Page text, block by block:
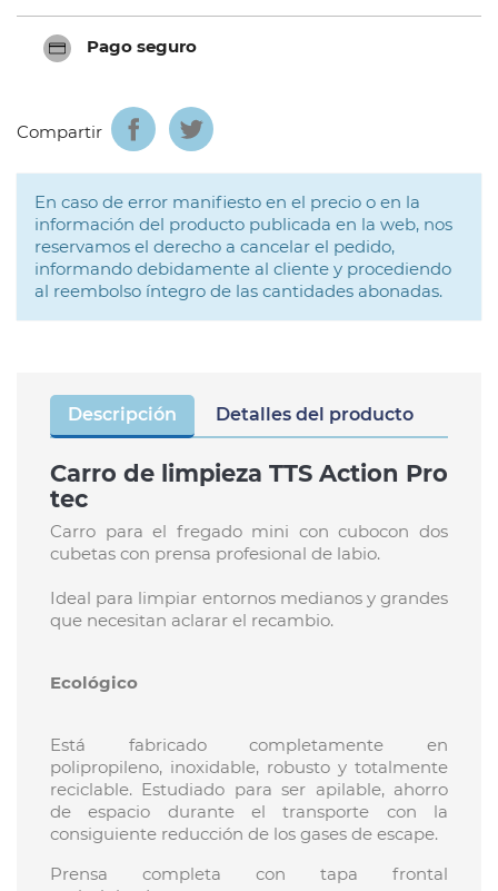
Pago seguro
Compartir
En caso de error manifiesto en el precio o en la
información del producto publicada en la web, nos
reservamos el derecho a cancelar el pedido,
informando debidamente al cliente y procediendo
al reembolso íntegro de las cantidades abonadas.
Descripción Detalles del producto
Carro de limpieza TTS Action Pro
tec
Carro para el fregado mini con cubocon dos
cubetas con prensa profesional de labio.
Ideal para limpiar entornos medianos y grandes
que necesitan aclarar el recambio.
Ecológico
Está fabricado completamente en
polipropileno, inoxidable, robusto y totalmente
reciclable. Estudiado para ser apilable, ahorro
de espacio durante el transporte con la
consiguiente reducción de los gases de escape.
Prensa completa con tapa frontal